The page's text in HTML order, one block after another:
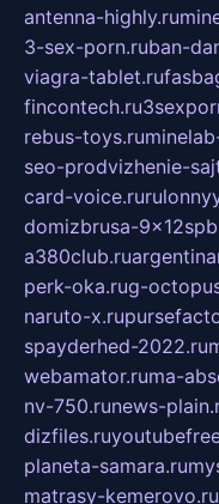
antenna-highly.ru
3-sex-porn.ruban-
viagra-tablet.ru
fincontech.ru
rebus-toys.ru
seo-prodvizhenie-
card-voice.ru
domizbrusa-
a380club.ru
perk-oka.rug-
naruto-x.ru
spayderhed-2022.ru
webamator.ruma-
nv-750.runews-
dizfiles.ru
planeta-samara.ru
matrasy-kemerovo.ru